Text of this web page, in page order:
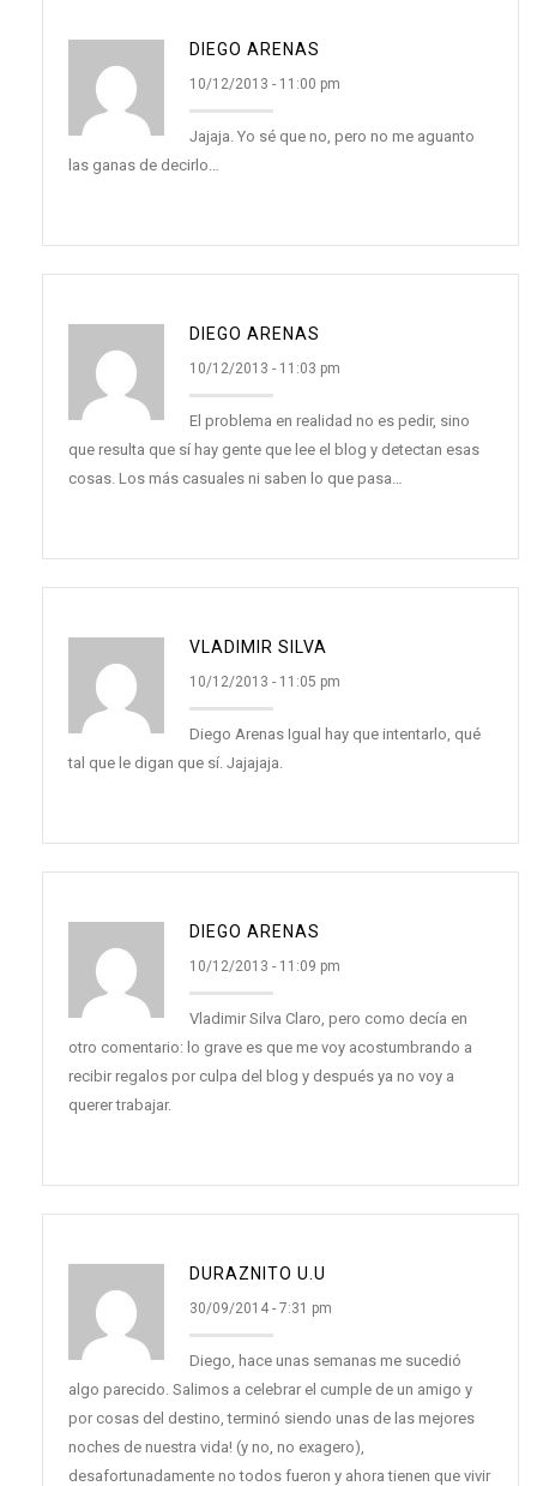
DIEGO ARENAS
10/12/2013 - 11:00 pm
Jajaja. Yo sé que no, pero no me aguanto
las ganas de decirlo…
DIEGO ARENAS
10/12/2013 - 11:03 pm
El problema en realidad no es pedir, sino
que resulta que sí hay gente que lee el blog y detectan esas
cosas. Los más casuales ni saben lo que pasa…
VLADIMIR SILVA
10/12/2013 - 11:05 pm
Diego Arenas Igual hay que intentarlo, qué
tal que le digan que sí. Jajajaja.
DIEGO ARENAS
10/12/2013 - 11:09 pm
Vladimir Silva Claro, pero como decía en
otro comentario: lo grave es que me voy acostumbrando a
recibir regalos por culpa del blog y después ya no voy a
querer trabajar.
DURAZNITO U.U
30/09/2014 - 7:31 pm
Diego, hace unas semanas me sucedió
algo parecido. Salimos a celebrar el cumple de un amigo y
por cosas del destino, terminó siendo unas de las mejores
noches de nuestra vida! (y no, no exagero),
desafortunadamente no todos fueron y ahora tienen que vivir